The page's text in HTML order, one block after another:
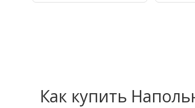
Как купить